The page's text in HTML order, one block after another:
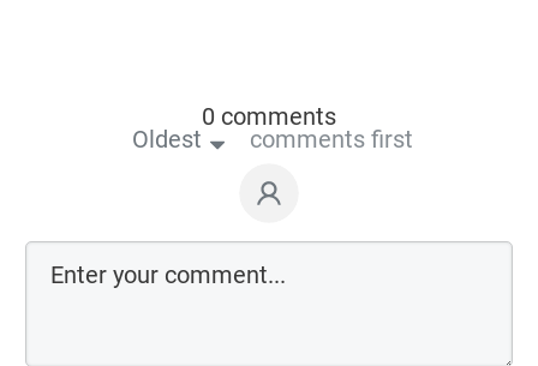
0 comments
Oldest comments first